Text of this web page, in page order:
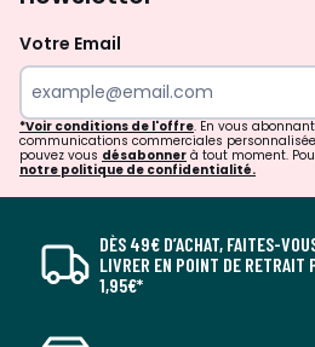
Votre Email
*Voir conditions de l'offre. En vous
communications commerciales
pouvez vous désabonner à tout moment.
notre politique de confidentialité.
DÈS 49€ D’ACHAT, FAITES-
LIVRER EN POINT DE RETRAIT
1,95€*